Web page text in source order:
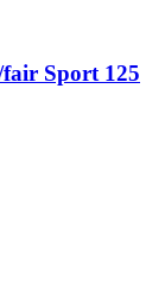
Sport 125